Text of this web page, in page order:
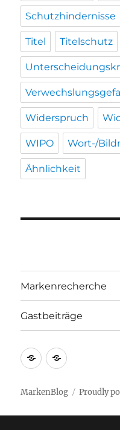
Schutzhindernisse
Titel Titelschutz
Widerspruch
WIPO Wort-/
Ähnlichkeit
Markenrecherche
Gastbeiträge
Markenrecherche
MarkenBlog Proudly